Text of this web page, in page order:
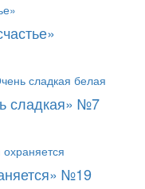
сладкая» №7
№19